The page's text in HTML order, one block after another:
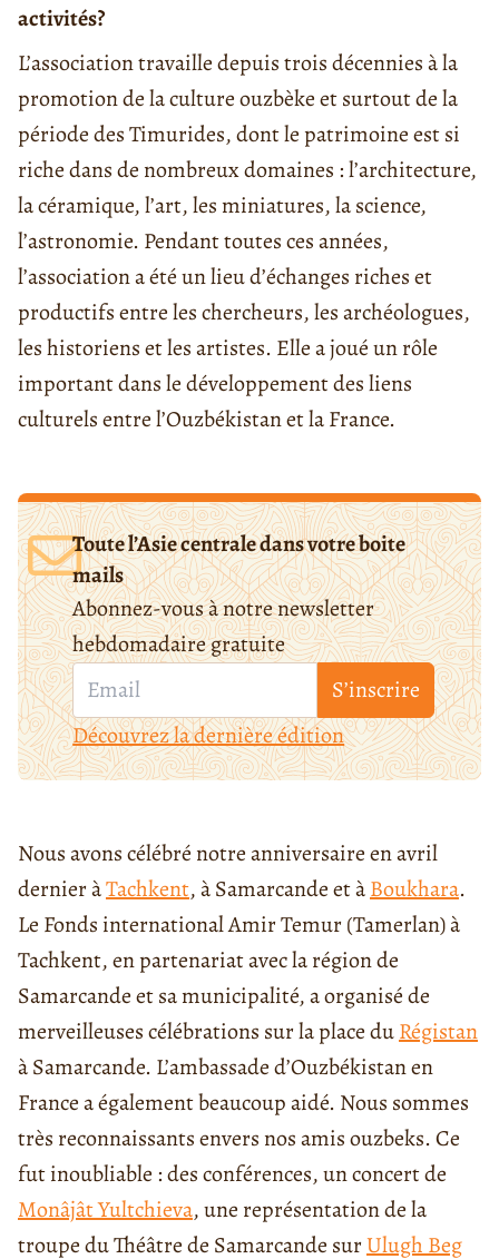
activités?
L’association travaille depuis trois décennies à la
promotion de la culture ouzbèke et surtout de la
période des Timurides, dont le patrimoine est si
riche dans de nombreux domaines : l’architecture,
la céramique, l’art, les miniatures, la science,
l’astronomie. Pendant toutes ces années,
l’association a été un lieu d’échanges riches et
productifs entre les chercheurs, les archéologues,
les historiens et les artistes. Elle a joué un rôle
important dans le développement des liens
culturels entre l’Ouzbékistan et la France.
Toute l’Asie centrale dans votre boite
mails
Abonnez-vous à notre newsletter
hebdomadaire gratuite
S’inscrire
Découvrez la dernière édition
Nous avons célébré notre anniversaire en avril
dernier àTachkent, à Samarcande et àBoukhara.
Le Fonds international Amir Temur (Tamerlan) à
Tachkent, en partenariat avec la région de
Samarcande et sa municipalité, a organisé de
merveilleuses célébrations sur la place duRégistan
à Samarcande. L’ambassade d’Ouzbékistan en
France a également beaucoup aidé. Nous sommes
très reconnaissants envers nos amis ouzbeks. Ce
fut inoubliable : des conférences, un concert de
Monâjât Yultchieva, une représentation de la
troupe du Théâtre de Samarcande surUlugh Beg